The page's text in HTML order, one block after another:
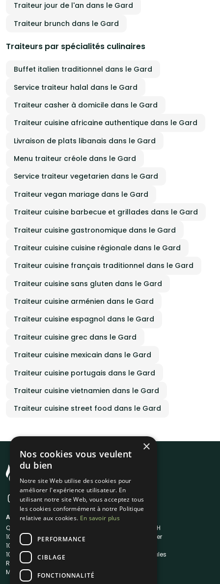
Traiteur jour de l'an dans le Gard
Traiteur brunch dans le Gard
Traiteurs par spécialités culinaires
Buffet italien traditionnel dans le Gard
Service traiteur halal dans le Gard
Traiteur casher à domicile dans le Gard
Traiteur cuisine africaine authentique dans le Gard
Livraison de plats libanais dans le Gard
Menu traiteur créole dans le Gard
Service traiteur vegetarien dans le Gard
Traiteur vegan mariage dans le Gard
Traiteur cuisine barbecue et grillades dans le Gard
Traiteur cuisine gastronomique dans le Gard
Traiteur cuisine cuisine régionale dans le Gard
Traiteur cuisine français traditionnel dans le Gard
Traiteur cuisine sans gluten dans le Gard
Traiteur cuisine arménien dans le Gard
Traiteur cuisine espagnol dans le Gard
Traiteur cuisine grec dans le Gard
Traiteur cuisine mexicain dans le Gard
Traiteur cuisine portugais dans le Gard
Traiteur cuisine vietnamien dans le Gard
Traiteur cuisine street food dans le Gard
A propos
Qui sommes-nous ?
1001Salles
1001Salles PRO
1001DJ
Reserverunbar
MP2
Liens utiles
Traiteur en 48H
Nous contacter
Mentions légales
×
Nos cookies vous veulent
du bien
Notre site Web utilise des cookies pour
améliorer l'expérience utilisateur. En
utilisant notre site Web, vous acceptez tous
les cookies conformément à notre Politique
relative aux cookies. En savoir plus
PERFORMANCE
CIBLAGE
FONCTIONNALITÉ